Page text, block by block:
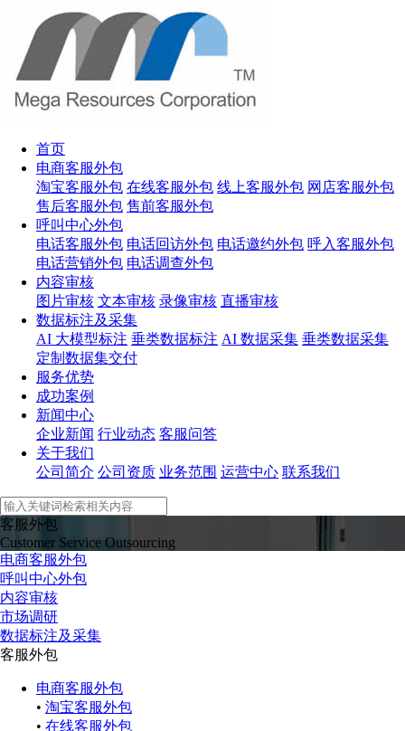
首页
电商客服外包
淘宝客服外包 在线客服外包 线上客服外包 网店客服外包
售后客服外包 售前客服外包
呼叫中心外包
电话客服外包 电话回访外包 电话邀约外包 呼入客服外包
电话营销外包 电话调查外包
内容审核
图片审核 文本审核 录像审核 直播审核
数据标注及采集
AI 大模型标注 垂类数据标注 AI 数据采集 垂类数据采集
定制数据集交付
服务优势
成功案例
新闻中心
企业新闻 行业动态 客服问答
关于我们
公司简介 公司资质 业务范围 运营中心 联系我们
客服外包
Customer Service Outsourcing
电商客服外包
呼叫中心外包
内容审核
市场调研
数据标注及采集
客服外包
电商客服外包
• 淘宝客服外包
• 在线客服外包